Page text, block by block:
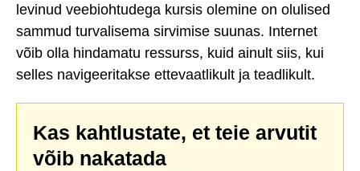
levinud veebiohtudega kursis olemine on olulised
sammud turvalisema sirvimise suunas. Internet
võib olla hindamatu ressurss, kuid ainult siis, kui
selles navigeeritakse ettevaatlikult ja teadlikult.
Kas kahtlustate, et teie arvutit
võib nakatada